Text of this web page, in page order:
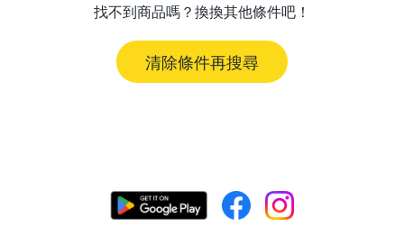
找不到商品嗎？換換其他條件吧！
清除條件再搜尋